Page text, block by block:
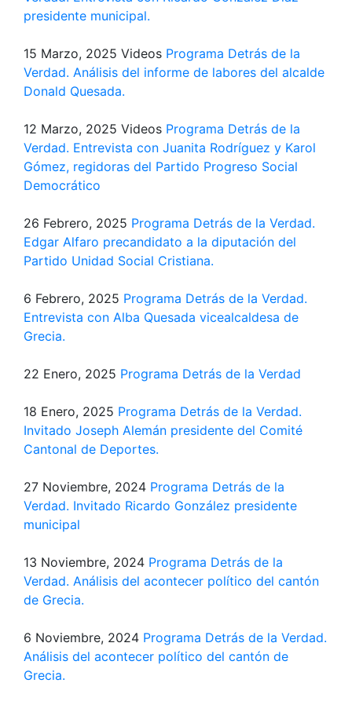
presidente municipal.
15 Marzo, 2025 Videos Programa Detrás de la
Verdad. Análisis del informe de labores del alcalde
Donald Quesada.
12 Marzo, 2025 Videos Programa Detrás de la
Verdad. Entrevista con Juanita Rodríguez y Karol
Gómez, regidoras del Partido Progreso Social
Democrático
26 Febrero, 2025 Programa Detrás de la Verdad.
Edgar Alfaro precandidato a la diputación del
Partido Unidad Social Cristiana.
6 Febrero, 2025 Programa Detrás de la Verdad.
Entrevista con Alba Quesada vicealcaldesa de
Grecia.
22 Enero, 2025 Programa Detrás de la Verdad
18 Enero, 2025 Programa Detrás de la Verdad.
Invitado Joseph Alemán presidente del Comité
Cantonal de Deportes.
27 Noviembre, 2024 Programa Detrás de la
Verdad. Invitado Ricardo González presidente
municipal
13 Noviembre, 2024 Programa Detrás de la
Verdad. Análisis del acontecer político del cantón
de Grecia.
6 Noviembre, 2024 Programa Detrás de la Verdad.
Análisis del acontecer político del cantón de
Grecia.